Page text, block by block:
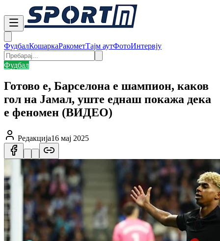
ФудбалКошаркаРакометТајм аутФотоИнтервју
Фудбал
Готово е, Барселона е шампион, каков
гол на Јамал, уште еднаш покажа дека
е феномен (ВИДЕО)
Редакција16 мај 2025